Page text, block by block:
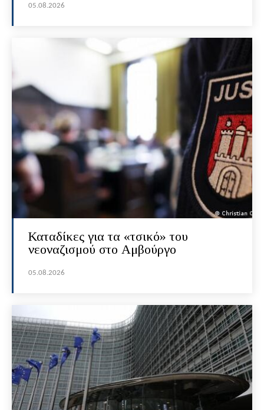
05.08.2026
Καταδίκες για τα «τσικό» του
νεοναζισμού στο Αμβούργο
05.08.2026